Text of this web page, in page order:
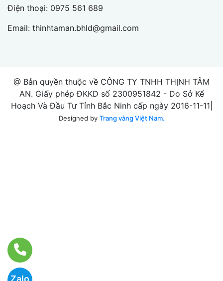
Zalo
Điện thoại: 0975 561 689
Email: thinhtaman.bhld@gmail.com
@ Bản quyền thuộc về CÔNG TY TNHH THỊNH TÂM
AN. Giấy phép ĐKKD số 2300951842 - Do Sở Kế
Hoạch Và Đầu Tư Tỉnh Bắc Ninh cấp ngày 2016-11-11|
Designed by Trang vàng Việt Nam.